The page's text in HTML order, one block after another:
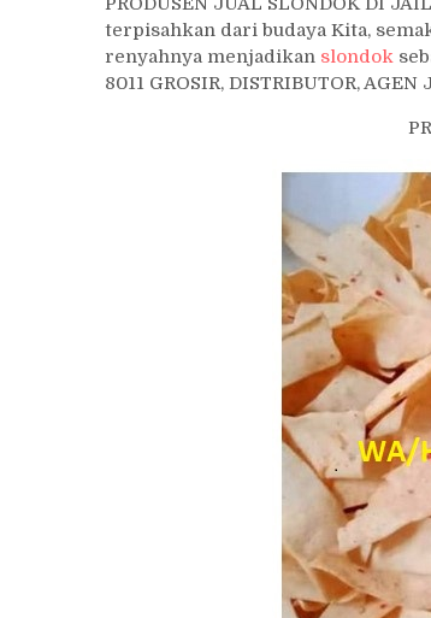
terpisahkan dari budaya Kita,
renyahnya menjadikan slondok
8011 GROSIR, DISTRIBUTOR, AGEN